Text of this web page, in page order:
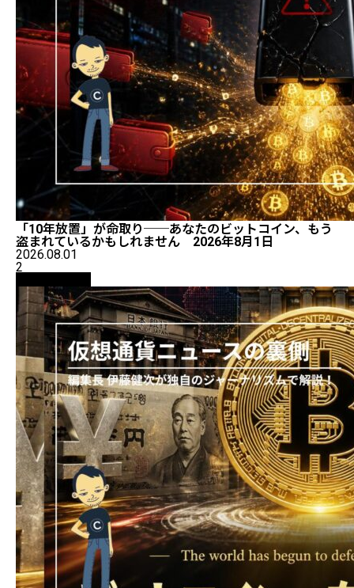
「10年放置」が命取り──あなたのビットコイン、もう
盗まれているかもしれません 2026年8月1日
2026.08.01
2